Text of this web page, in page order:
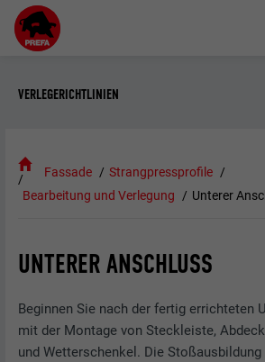
VERLEGERICHTLINIEN
Fassade
Strangpressprofile
Bearbeitung und Verlegung
Unterer
UNTERER ANSCHLUSS
Beginnen Sie nach der fertig errichteten
mit der Montage von Steckleiste,
und Wetterschenkel. Die Stoßausbildung